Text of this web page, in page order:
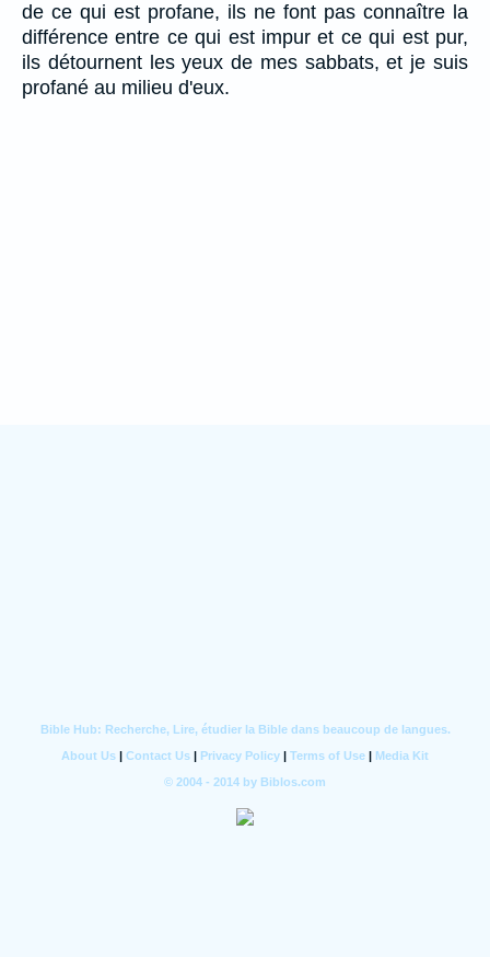
de ce qui est profane, ils ne font pas connaître la
différence entre ce qui est impur et ce qui est pur,
ils détournent les yeux de mes sabbats, et je suis
profané au milieu d'eux.